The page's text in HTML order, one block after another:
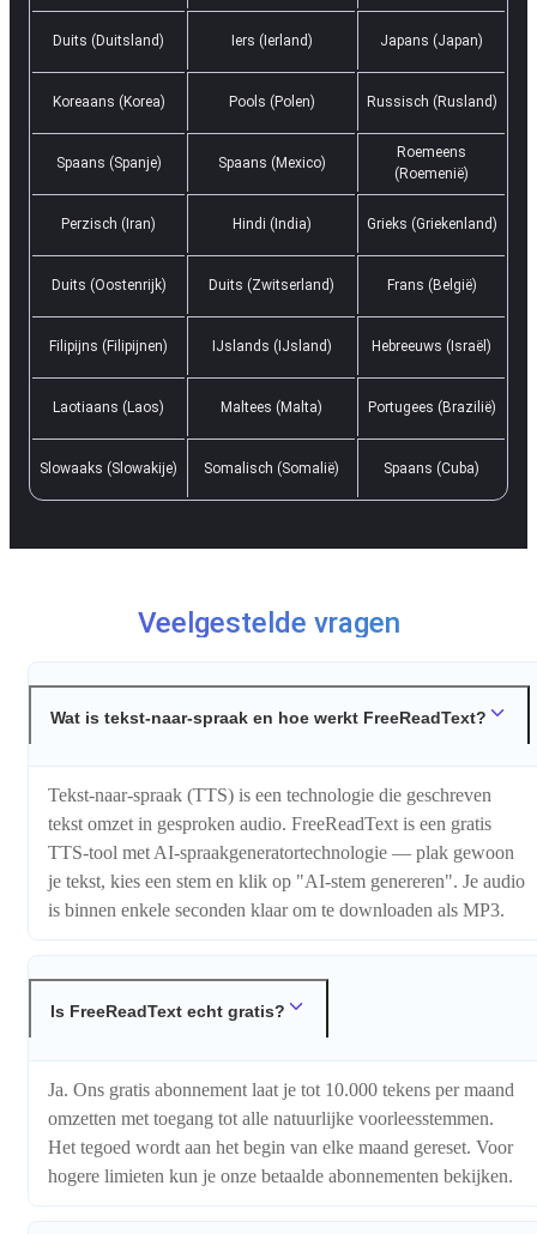
Duits (Duitsland) Iers (Ierland) Japans (Japan)
Koreaans (Korea) Pools (Polen) Russisch (Rusland)
Spaans (Spanje) Spaans (Mexico)
Roemeens
(Roemenië)
Perzisch (Iran) Hindi (India) Grieks (Griekenland)
Duits (Oostenrijk) Duits (Zwitserland) Frans (België)
Filipijns (Filipijnen) IJslands (IJsland) Hebreeuws (Israël)
Laotiaans (Laos) Maltees (Malta) Portugees (Brazilië)
Slowaaks (Slowakije) Somalisch (Somalië) Spaans (Cuba)
Veelgestelde vragen
Wat is tekst-naar-spraak en hoe werkt FreeReadText?
Tekst-naar-spraak (TTS) is een technologie die geschreven
tekst omzet in gesproken audio. FreeReadText is een gratis
TTS-tool met AI-spraakgeneratortechnologie — plak gewoon
je tekst, kies een stem en klik op "AI-stem genereren". Je audio
is binnen enkele seconden klaar om te downloaden als MP3.
Is FreeReadText echt gratis?
Ja. Ons gratis abonnement laat je tot 10.000 tekens per maand
omzetten met toegang tot alle natuurlijke voorleesstemmen.
Het tegoed wordt aan het begin van elke maand gereset. Voor
hogere limieten kun je onze betaalde abonnementen bekijken.